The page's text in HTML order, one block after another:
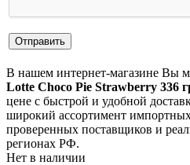
В нашем интернет-магазине Вы
Lotte Сhoco Pie Strawberry 336
цене с быстрой и удобной
широкий ассортимент
проверенных поставщиков и
регионах РФ.
Нет в наличии